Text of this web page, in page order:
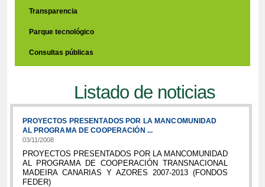
Transparencia
Parque tecnológico
Consultas públicas
Listado de noticias
PROYECTOS PRESENTADOS POR LA MANCOMUNIDAD
AL PROGRAMA DE COOPERACIÓN ...
03/11/2008
PROYECTOS PRESENTADOS POR LA MANCOMUNIDAD
AL PROGRAMA DE COOPERACIÓN TRANSNACIONAL
MADEIRA CANARIAS Y AZORES 2007-2013 (FONDOS
FEDER)